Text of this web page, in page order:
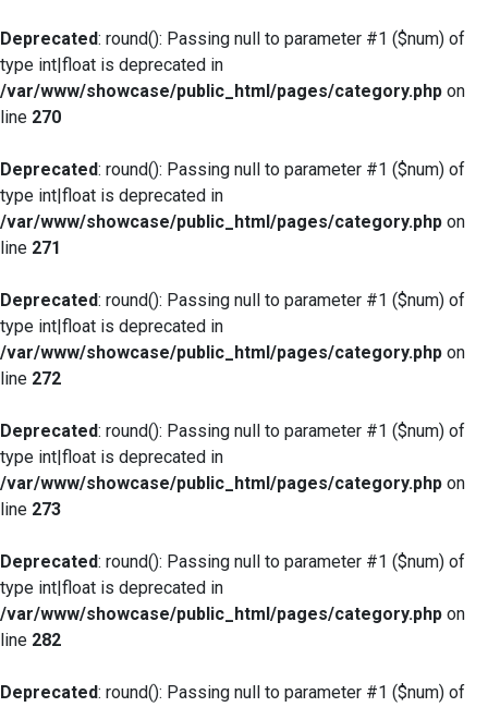
Deprecated: round(): Passing null to parameter #1 ($num) of
type int|float is deprecated in
/var/www/showcase/public_html/pages/category.php on
line 270
Deprecated: round(): Passing null to parameter #1 ($num) of
type int|float is deprecated in
/var/www/showcase/public_html/pages/category.php on
line 271
Deprecated: round(): Passing null to parameter #1 ($num) of
type int|float is deprecated in
/var/www/showcase/public_html/pages/category.php on
line 272
Deprecated: round(): Passing null to parameter #1 ($num) of
type int|float is deprecated in
/var/www/showcase/public_html/pages/category.php on
line 273
Deprecated: round(): Passing null to parameter #1 ($num) of
type int|float is deprecated in
/var/www/showcase/public_html/pages/category.php on
line 282
Deprecated: round(): Passing null to parameter #1 ($num) of